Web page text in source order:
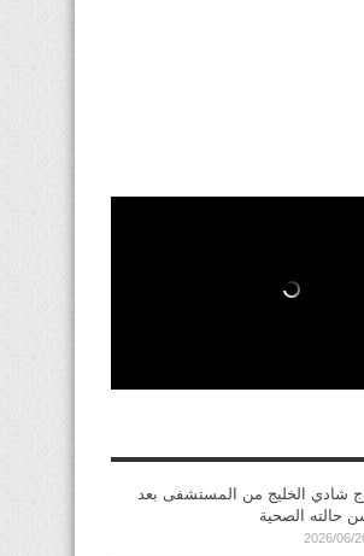
شادي الخليج من المستشفى بعد
حالته الصحية
2026/06/